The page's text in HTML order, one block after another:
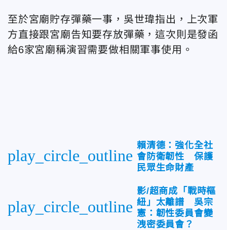
至於宮廟貯存彈藥一事，吳世瑋指出，上次軍
方直接跟宮廟告知要存放彈藥，這次則是發函
給6家宮廟稱演習需要做相關軍事使用。
play_circle_outline
賴清德：強化全社
會防衛韌性 保護
民眾生命財產
play_circle_outline
影/超商成「戰時樞
紐」太離譜 吳宗
憲：韌性委員會變
洩密委員會？